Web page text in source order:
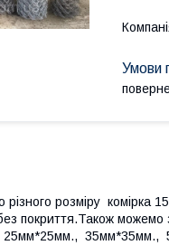
розміру комірка
покриття.Також
35мм*35мм.,